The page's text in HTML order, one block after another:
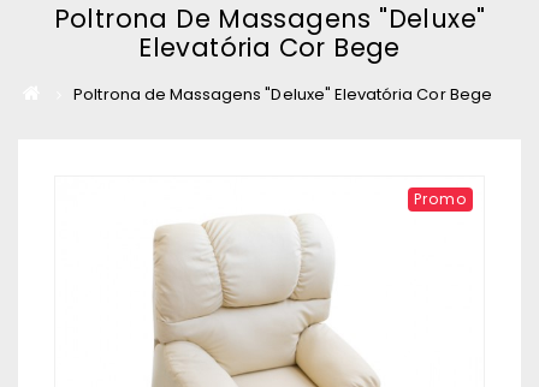
Poltrona De Massagens "Deluxe"
Elevatória Cor Bege
Poltrona de Massagens "Deluxe" Elevatória Cor Bege
Promo